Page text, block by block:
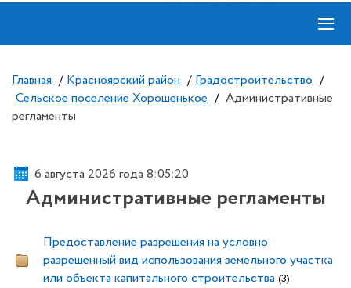
≡
Главная / Красноярский район / Градостроительство /
Сельское поселение Хорошенькое / Административные
регламенты
6 августа 2026 года 8:05:21
Административные регламенты
Предоставление разрешения на условно
разрешенный вид использования земельного участка
или объекта капитального строительства (3)